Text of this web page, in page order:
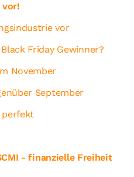
vor!
vor
Friday Gewinner?
November
September
perfekt
- finanzielle Freiheit